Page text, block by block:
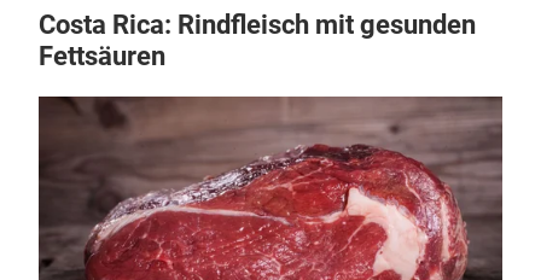
Costa Rica: Rindfleisch mit gesunden
Fettsäuren